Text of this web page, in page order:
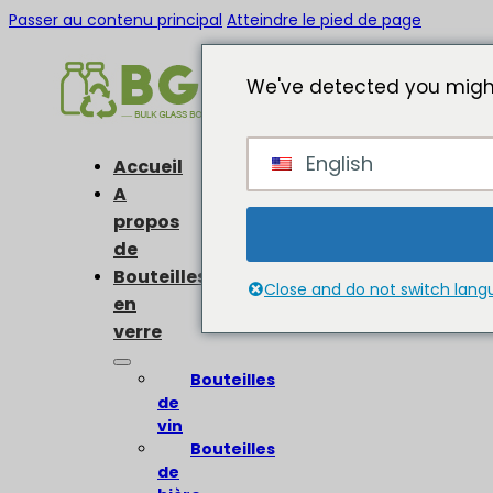
Passer au contenu principal Atteindre le pied de page
Accueil
A
propos
de
Bouteilles
en
verre
Bouteilles
de
vin
Bouteilles
de
We've detected you
English
Close and do not switch